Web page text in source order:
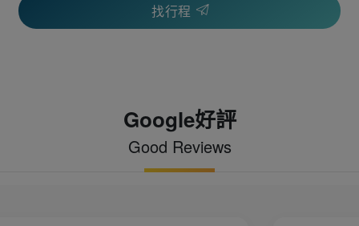
找行程
Google好評
Good Reviews